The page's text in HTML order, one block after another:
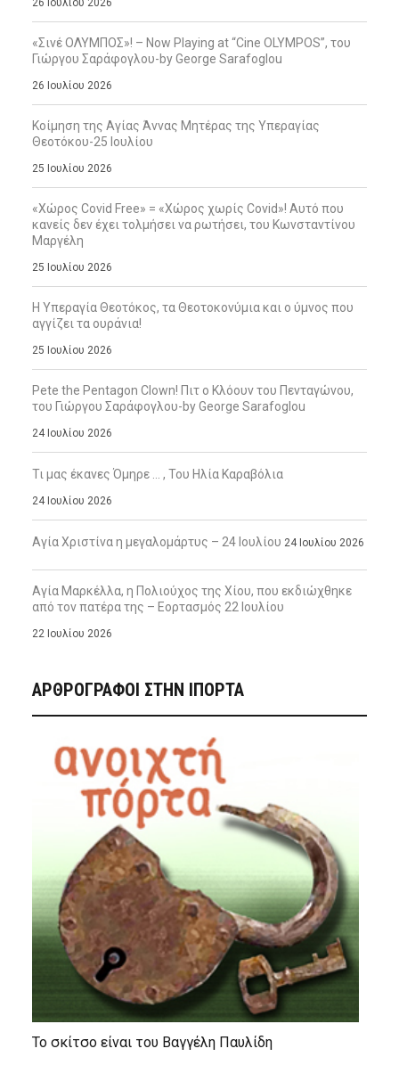
26 Ιουλίου 2026
«Σινέ ΟΛΥΜΠΟΣ»! – Now Playing at “Cine OLYMPOS”, του
Γιώργου Σαράφογλου-by George Sarafoglou
26 Ιουλίου 2026
Κοίμηση της Αγίας Άννας Μητέρας της Υπεραγίας
Θεοτόκου-25 Ιουλίου
25 Ιουλίου 2026
«Χώρος Covid Free» = «Χώρος χωρίς Covid»! Αυτό που
κανείς δεν έχει τολμήσει να ρωτήσει, του Κωνσταντίνου
Μαργέλη
25 Ιουλίου 2026
Η Υπεραγία Θεοτόκος, τα Θεοτοκονύμια και ο ύμνος που
αγγίζει τα ουράνια!
25 Ιουλίου 2026
Pete the Pentagon Clown! Πιτ ο Κλόουν του Πενταγώνου,
του Γιώργου Σαράφογλου-by George Sarafoglou
24 Ιουλίου 2026
Τι μας έκανες Όμηρε … , Του Ηλία Καραβόλια
24 Ιουλίου 2026
Αγία Χριστίνα η μεγαλομάρτυς – 24 Ιουλίου 24 Ιουλίου 2026
Αγία Μαρκέλλα, η Πολιούχος της Χίου, που εκδιώχθηκε
από τον πατέρα της – Εορτασμός 22 Ιουλίου
22 Ιουλίου 2026
ΑΡΘΡΟΓΡΑΦΟΙ ΣΤΗΝ IΠΟΡΤΑ
Το σκίτσο είναι του Βαγγέλη Παυλίδη